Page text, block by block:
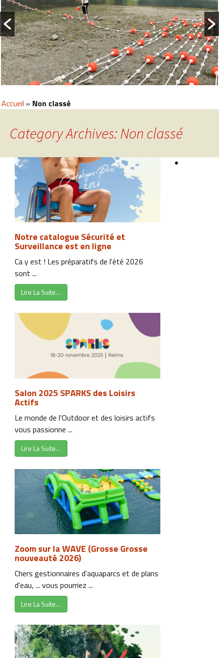
Accueil » Non classé
Category Archives: Non classé
Notre catalogue Sécurité et
Surveillance est en ligne
Ca y est ! Les préparatifs de l'été 2026
sont ...
Lire La Suite…
Salon 2025 SPARKS des Loisirs
Actifs
Le monde de l'Outdoor et des loisirs actifs
vous passionne ...
Lire La Suite…
Zoom sur la WAVE (Grosse Grosse
nouveauté 2026)
Chers gestionnaires d'aquaparcs et de plans
d'eau, ... vous pourriez ...
Lire La Suite…